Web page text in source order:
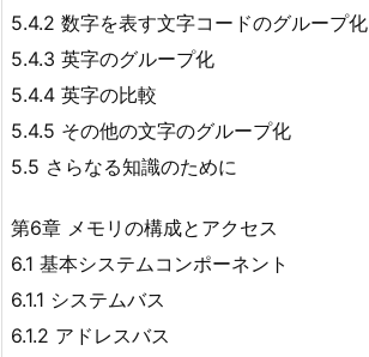
5.4.2 数字を表す文字コードのグループ化
5.4.3 英字のグループ化
5.4.4 英字の比較
5.4.5 その他の文字のグループ化
5.5 さらなる知識のために
第6章 メモリの構成とアクセス
6.1 基本システムコンポーネント
6.1.1 システムバス
6.1.2 アドレスバス